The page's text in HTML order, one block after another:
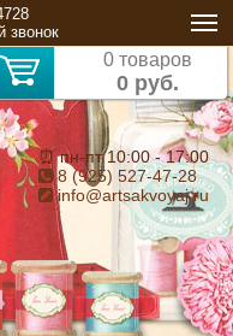
звонок
0 товаров
0 руб.
⏰ пн-пт 10:00 - 17:00
8 (925) 527-47-28
info@artsakvoyaj.ru